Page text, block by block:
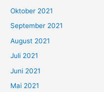
n
n
a
c
h
Oktober 2021
September 2021
August 2021
Juli 2021
Juni 2021
Mai 2021